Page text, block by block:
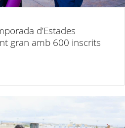
d’Estades
gran amb 600 inscrits